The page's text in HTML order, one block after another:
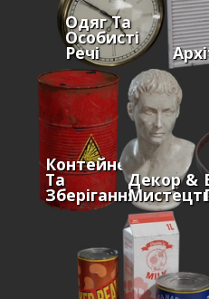
Одяг Та
Особисті
Речі
Контейнери
Та
Зберігання
Декор &